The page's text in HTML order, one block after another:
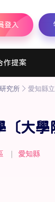
登入
作提案
研究所 愛知縣
大學
｜
愛知縣